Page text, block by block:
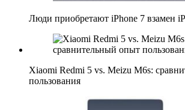
Люди приобретают iPhone 7 взамен
Xiaomi Redmi 5 vs. Meizu M6s:
пользования